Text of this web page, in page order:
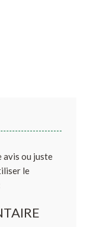
avis ou juste
le